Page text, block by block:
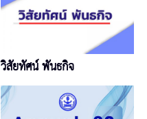
วิสัยทัศน์ พันธกิจ